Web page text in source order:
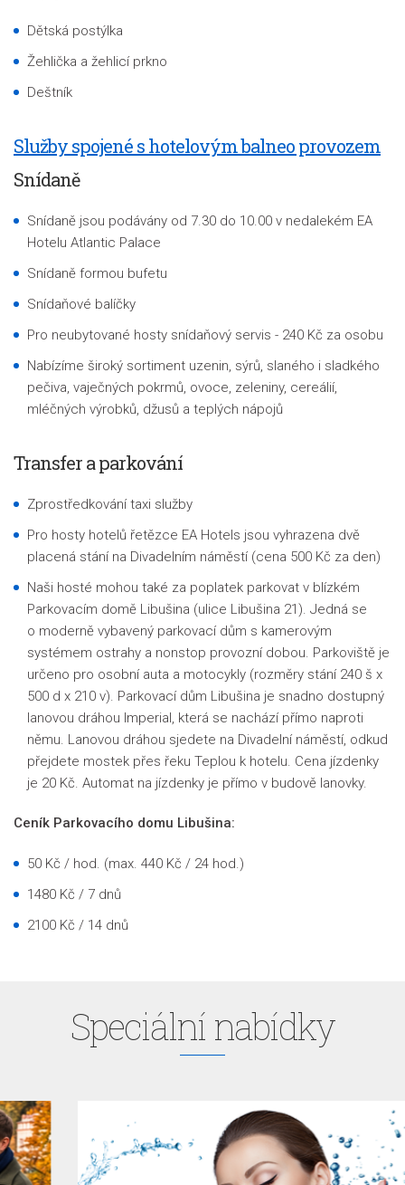
Dětská postýlka
Žehlička a žehlicí prkno
Deštník
Služby spojené s hotelovým balneo provozem
Snídaně
Snídaně jsou podávány od 7.30 do 10.00 v nedalekém EA
Hotelu Atlantic Palace
Snídaně formou bufetu
Snídaňové balíčky
Pro neubytované hosty snídaňový servis - 240 Kč za osobu
Nabízíme široký sortiment uzenin, sýrů, slaného i sladkého
pečiva, vaječných pokrmů, ovoce, zeleniny, cereálií,
mléčných výrobků, džusů a teplých nápojů
Transfer a parkování
Zprostředkování taxi služby
Pro hosty hotelů řetězce EA Hotels jsou vyhrazena dvě
placená stání na Divadelním náměstí (cena 500 Kč za den)
Naši hosté mohou také za poplatek parkovat v blízkém
Parkovacím domě Libušina (ulice Libušina 21). Jedná se
o moderně vybavený parkovací dům s kamerovým
systémem ostrahy a nonstop provozní dobou. Parkoviště je
určeno pro osobní auta a motocykly (rozměry stání 240 š x
500 d x 210 v). Parkovací dům Libušina je snadno dostupný
lanovou dráhou Imperial, která se nachází přímo naproti
němu. Lanovou dráhou sjedete na Divadelní náměstí, odkud
přejdete mostek přes řeku Teplou k hotelu. Cena jízdenky
je 20 Kč. Automat na jízdenky je přímo v budově lanovky.
Ceník Parkovacího domu Libušina:
50 Kč / hod. (max. 440 Kč / 24 hod.)
1480 Kč / 7 dnů
2100 Kč / 14 dnů
Speciální nabídky